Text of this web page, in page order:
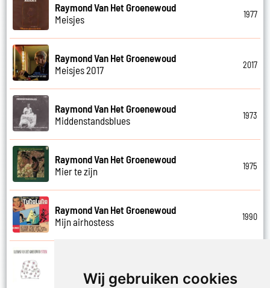
Wij gebruiken cookies
Raymond Van Het Groenewoud
Meisjes
1977
Raymond Van Het Groenewoud
Meisjes 2017
2017
Raymond Van Het Groenewoud
Middenstandsblues
1973
Raymond Van Het Groenewoud
Mier te zijn
1975
Raymond Van Het Groenewoud
Mijn airhostess
1990
Mijn leven lang